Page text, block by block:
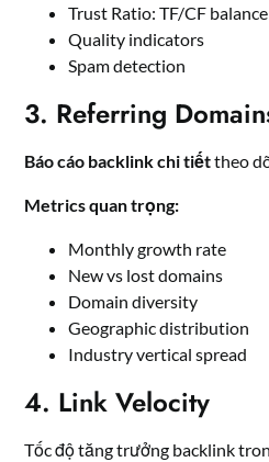
Trust Ratio: TF/CF balance
Quality indicators
Spam detection
3. Referring
Báo cáo backlink chi tiếttheo
Metrics quan trọng:
Monthly growth rate
New vs lost domains
Domain diversity
Geographic distribution
Industry vertical spread
4. Link Velocity
Tốc độ tăng trưởng backlink